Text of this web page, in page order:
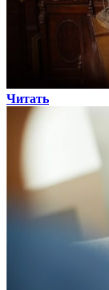
Читать